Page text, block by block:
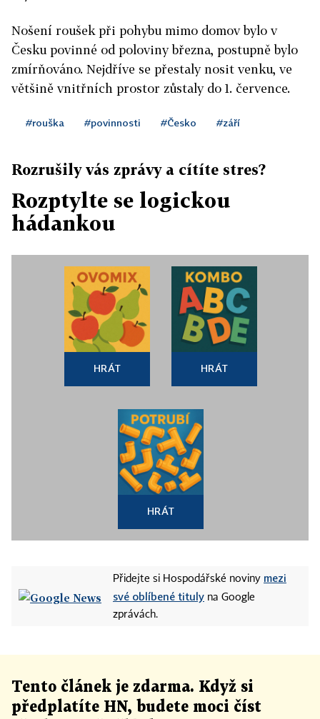
Nošení roušek při pohybu mimo domov bylo v
Česku povinné od poloviny března, postupně bylo
zmírňováno. Nejdříve se přestaly nosit venku, ve
většině vnitřních prostor zůstaly do 1. července.
#rouška #povinnosti #Česko #září
Rozrušily vás zprávy a cítíte stres?
Rozptylte se logickou
hádankou
HRÁT HRÁT
HRÁT
Přidejte si Hospodářské noviny mezi
své oblíbené tituly na Google
zprávách.
Tento článek je zdarma. Když si
předplatíte HN, budete moci číst